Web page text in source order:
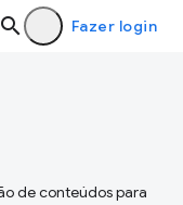
Fazer login
de conteúdos para